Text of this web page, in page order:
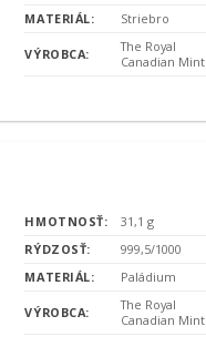
MATERIÁL:
Striebro
VÝROBCA:
The Royal
Canadian Mint
HMOTNOSŤ:
31,1 g
RÝDZOSŤ:
999,5/1000
MATERIÁL:
Paládium
VÝROBCA:
The Royal
Canadian Mint